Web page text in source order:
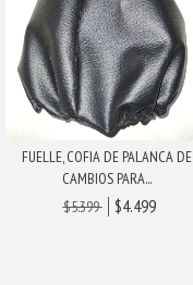
FUELLE, COFIA DE PALANCA DE
CAMBIOS PARA...
$5.399
$4.499